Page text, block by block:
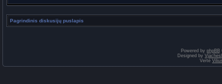
Pagrindinis diskusijų puslapis
Powered by phpBB
Designed by
Vertė